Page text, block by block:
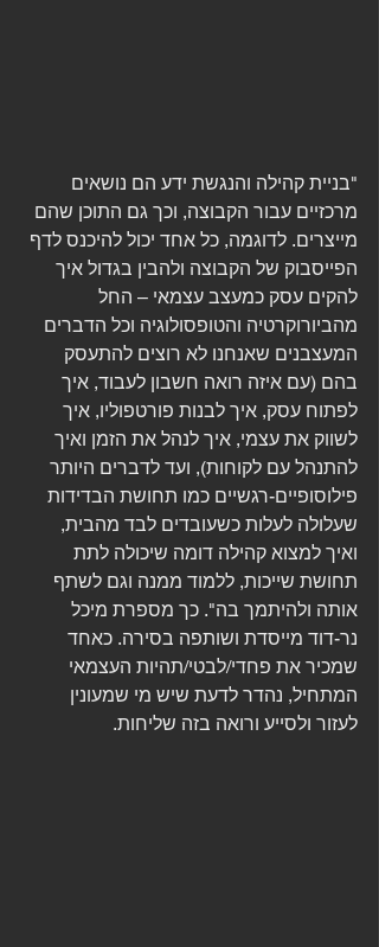
"בניית קהילה והנגשת ידע הם נושאים
מרכזיים עבור הקבוצה, וכך גם התוכן שהם
מייצרים. לדוגמה, כל אחד יכול להיכנס לדף
הפייסבוק של הקבוצה ולהבין בגדול איך
להקים עסק כמעצב עצמאי – החל
מהביורוקרטיה והטופסולוגיה וכל הדברים
המעצבנים שאנחנו לא רוצים להתעסק
בהם (עם איזה רואה חשבון לעבוד, איך
לפתוח עסק, איך לבנות פורטפוליו, איך
לשווק את עצמי, איך לנהל את הזמן ואיך
להתנהל עם לקוחות), ועד לדברים היותר
פילוסופיים-רגשיים כמו תחושת הבדידות
שעלולה לעלות כשעובדים לבד מהבית,
ואיך למצוא קהילה דומה שיכולה לתת
תחושת שייכות, ללמוד ממנה וגם לשתף
אותה ולהיתמך בה". כך מספרת מיכל
נר-דוד מייסדת ושותפה בסירה. כאחד
שמכיר את פחדי/לבטי/תהיות העצמאי
המתחיל, נהדר לדעת שיש מי שמעונין
לעזור ולסייע ורואה בזה שליחות.